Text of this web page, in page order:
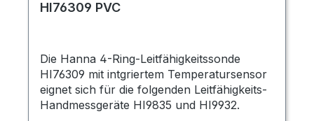
HI76309 PVC
Die Hanna 4-Ring-Leitfähigkeitssonde
HI76309 mit intgriertem Temperatursensor
eignet sich für die folgenden Leitfähigkeits-
Handmessgeräte HI9835 und HI9932.